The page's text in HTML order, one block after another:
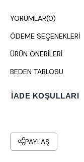
YORUMLAR(0)
ÖDEME SEÇENEKLERI
ÜRÜN ÖNERILERI
BEDEN TABLOSU
İADE KOŞULLARI
PAYLAŞ